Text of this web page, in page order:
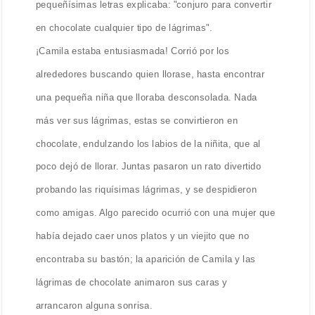
pequeñísimas letras explicaba: "conjuro para convertir
en chocolate cualquier tipo de lágrimas".
¡Camila estaba entusiasmada! Corrió por los
alrededores buscando quien llorase, hasta encontrar
una pequeña niña que lloraba desconsolada. Nada
más ver sus lágrimas, estas se convirtieron en
chocolate, endulzando los labios de la niñita, que al
poco dejó de llorar. Juntas pasaron un rato divertido
probando las riquísimas lágrimas, y se despidieron
como amigas. Algo parecido ocurrió con una mujer que
había dejado caer unos platos y un viejito que no
encontraba su bastón; la aparición de Camila y las
lágrimas de chocolate animaron sus caras y
arrancaron alguna sonrisa.